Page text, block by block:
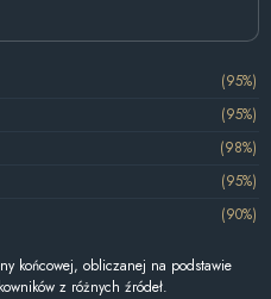
(95%)
(95%)
(98%)
(95%)
(90%)
końcowej, obliczanej na podstawie
z różnych źródeł.